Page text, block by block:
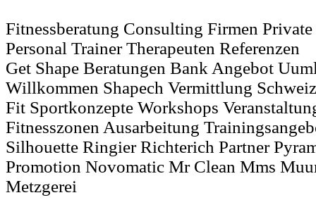
Fitnessberatung Consulting Firmen Private
Personal Trainer Therapeuten Referenzen
Get Shape Beratungen Bank Angebot
Willkommen Shapech Vermittlung
Fit Sportkonzepte Workshops
Fitnesszonen Ausarbeitung
Silhouette Ringier Richterich Partner
Promotion Novomatic Mr Clean Mms
Metzgerei